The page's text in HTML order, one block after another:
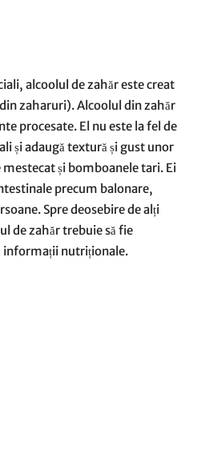
alcoolul de zahăr este creat
zaharuri). Alcoolul din zahăr
procesate. El nu este la fel de
și adaugă textură și gust unor
și bomboanele tari. Ei
precum balonare,
Spre deosebire de alți
de zahăr trebuie să fie
informații nutriționale.